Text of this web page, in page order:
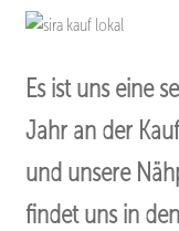
Es ist uns eine
Jahr an der
und unsere
findet uns in